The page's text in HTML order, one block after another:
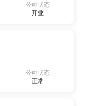
公司状态
开业
公司状态
正常